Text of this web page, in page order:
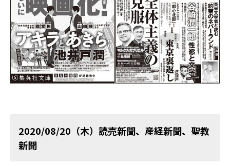
2020/08/20（木）読売新聞、産経新聞、聖教
新聞